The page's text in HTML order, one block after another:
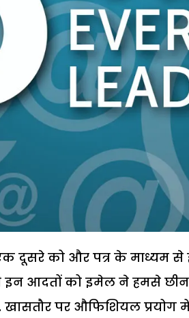
दूसरे को और पत्र के माध्यम
इन आदतों को इमेल ने हमसे
पर औफिशियल प्रयोग